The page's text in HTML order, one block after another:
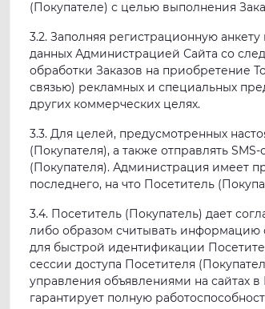
(Покупателе) с целью выполнения
3.2. Заполняя регистрационную анкету
данных Администрацией Сайта со
обработки Заказов на приобретение
связью) рекламных и специальных
других коммерческих целях.
3.3. Для целей, предусмотренных
(Покупателя), а также отправлять
(Покупателя). Администрация имеет
последнего, на что Посетитель
3.4. Посетитель (Покупатель) дает
либо образом считывать информацию
для быстрой идентификации
сессии доступа Посетителя
управления объявлениями на сайтах
гарантирует полную